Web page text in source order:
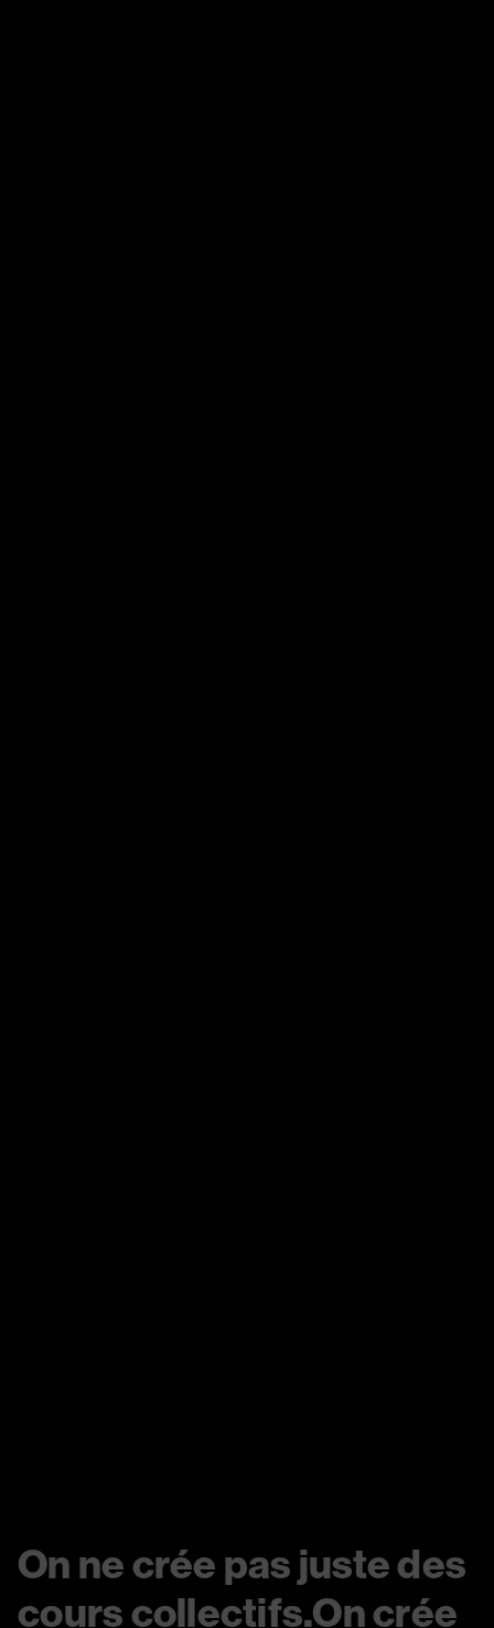
On ne crée pas juste des
cours collectifs.On crée